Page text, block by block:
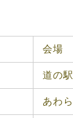
会場
道の
あわ